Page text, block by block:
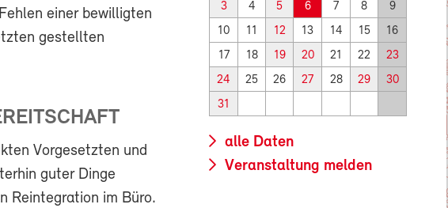
einer bewilligten
gestellten
Vorgesetzten und
guter Dinge
Reintegration im Büro.
3 4 5 6 7 8 9
10 11 12 13 14 15 16
17 18 19 20 21 22 23
24 25 26 27 28 29 30
31
alle Daten
Veranstaltung melden